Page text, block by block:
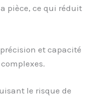
pièce, ce qui réduit
et capacité
le risque de